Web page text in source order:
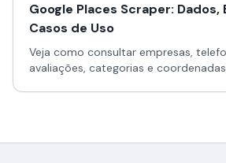
Google Places Scraper: Dados,
Casos de Uso
Veja como consultar empresas,
avaliações, categorias e